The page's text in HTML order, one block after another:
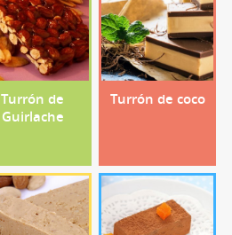
Turrón de
Guirlache
Turrón de coco